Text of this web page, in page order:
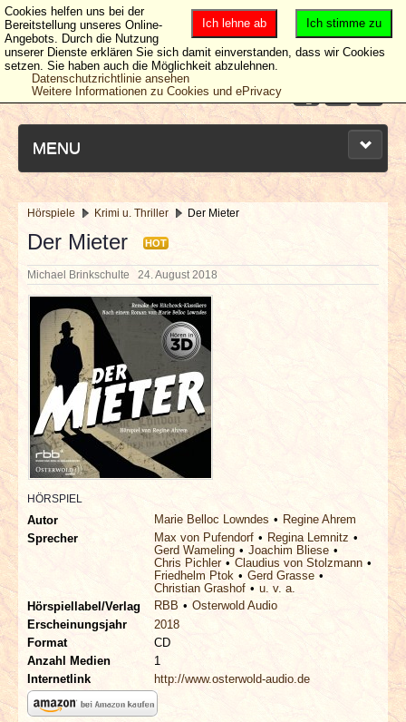
MENU
NEUESTE ARTIKEL
NEWS & DATES
BERICHTE
VERLOSUNGEN
INTERVIEWS
SPECIALS
REDAKTION
ARCHIV
Hörspiele Krimi u. Thriller Der Mieter
Der Mieter HOT
Michael Brinkschulte 24. August 2018
HÖRSPIEL
Autor Marie Belloc Lowndes
Regine Ahrem
Sprecher
Max von Pufendorf
Regina Lemnitz
Gerd Wameling
Joachim Bliese
Chris Pichler
Claudius von Stolzmann
Friedhelm Ptok
Gerd Grasse
Christian Grashof
u. v. a.
Hörspiellabel/Verlag
RBB
Osterwold Audio
Erscheinungsjahr
2018
Format
CD
Anzahl Medien
1
Internetlink
http://www.osterwold-audio.de
Ich stimme zu
Ich lehne ab
Cookies helfen uns bei der
Bereitstellung unseres Online-
Angebots. Durch die Nutzung
unserer Dienste erklären Sie sich damit einverstanden, dass wir Cookies
setzen. Sie haben auch die Möglichkeit abzulehnen.
Datenschutzrichtlinie ansehen
Weitere Informationen zu Cookies und ePrivacy